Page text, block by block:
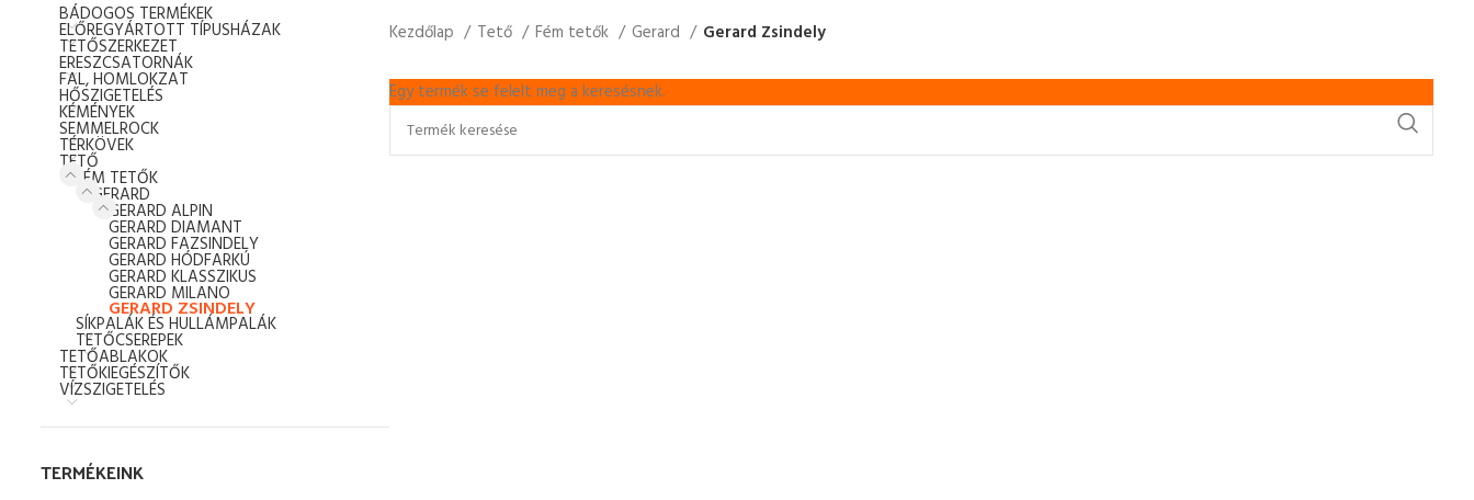
BÁDOGOS TERMÉKEK
ELŐREGYÁRTOTT TÍPUSHÁZAK
TETŐSZERKEZET
ERESZCSATORNÁK
FAL, HOMLOKZAT
HŐSZIGETELÉS
KÉMÉNYEK
SEMMELROCK
TÉRKÖVEK
TETŐ
FÉM TETŐK
GERARD
GERARD ALPIN
GERARD DIAMANT
GERARD FAZSINDELY
GERARD HÓDFARKÚ
GERARD KLASSZIKUS
GERARD MILANO
GERARD ZSINDELY
SÍKPALÁK ÉS HULLÁMPALÁK
TETŐCSEREPEK
TETŐABLAKOK
TETŐKIEGÉSZÍTŐK
VÍZSZIGETELÉS
TERMÉKEINK
Kezdőlap
Tető Fém tetők Gerard Gerard Zsindely
Egy termék se felelt meg a keresésnek.